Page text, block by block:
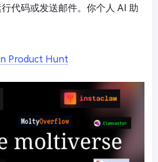
代码或发送邮件。你个人 AI 助
Product Hunt